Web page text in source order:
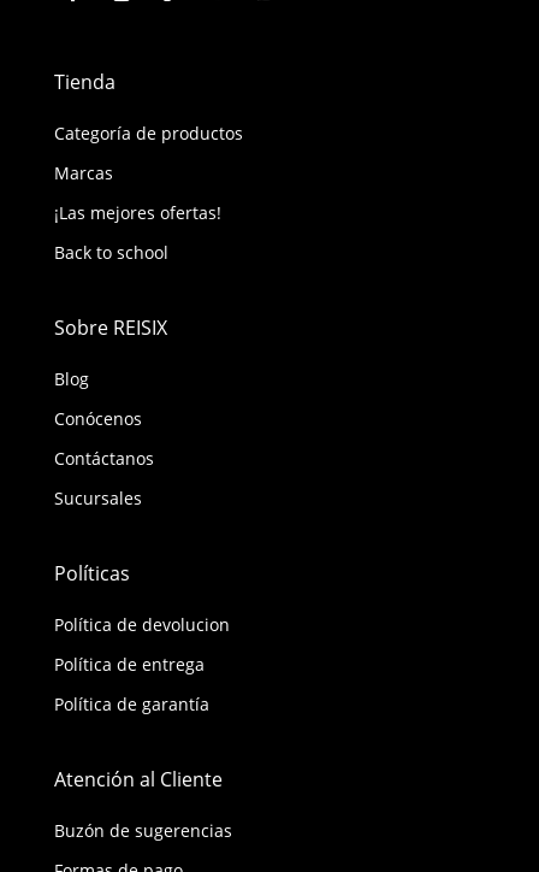
Tienda
Categoría de productos
Marcas
¡Las mejores ofertas!
Back to school
Sobre REISIX
Blog
Conócenos
Contáctanos
Sucursales
Políticas
Política de devolucion
Política de entrega
Política de garantía
Atención al Cliente
Buzón de sugerencias